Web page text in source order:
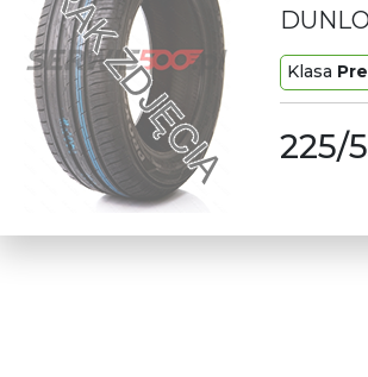
Klasa
225/